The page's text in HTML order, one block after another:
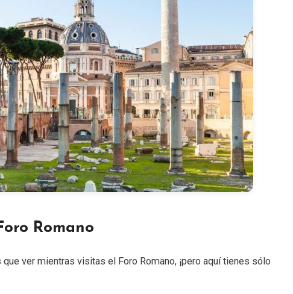
Romano
ver mientras visitas el Foro Romano, ¡pero aquí tienes sólo